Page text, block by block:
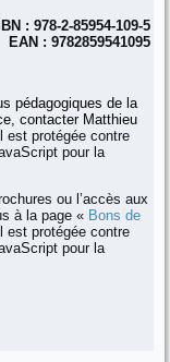
: 978-2-85954-109-5
EAN : 9782859541095
pédagogiques de la
contacter Matthieu
est protégée contre
pour la
ou l’accès aux
à la page « Bons de
est protégée contre
pour la